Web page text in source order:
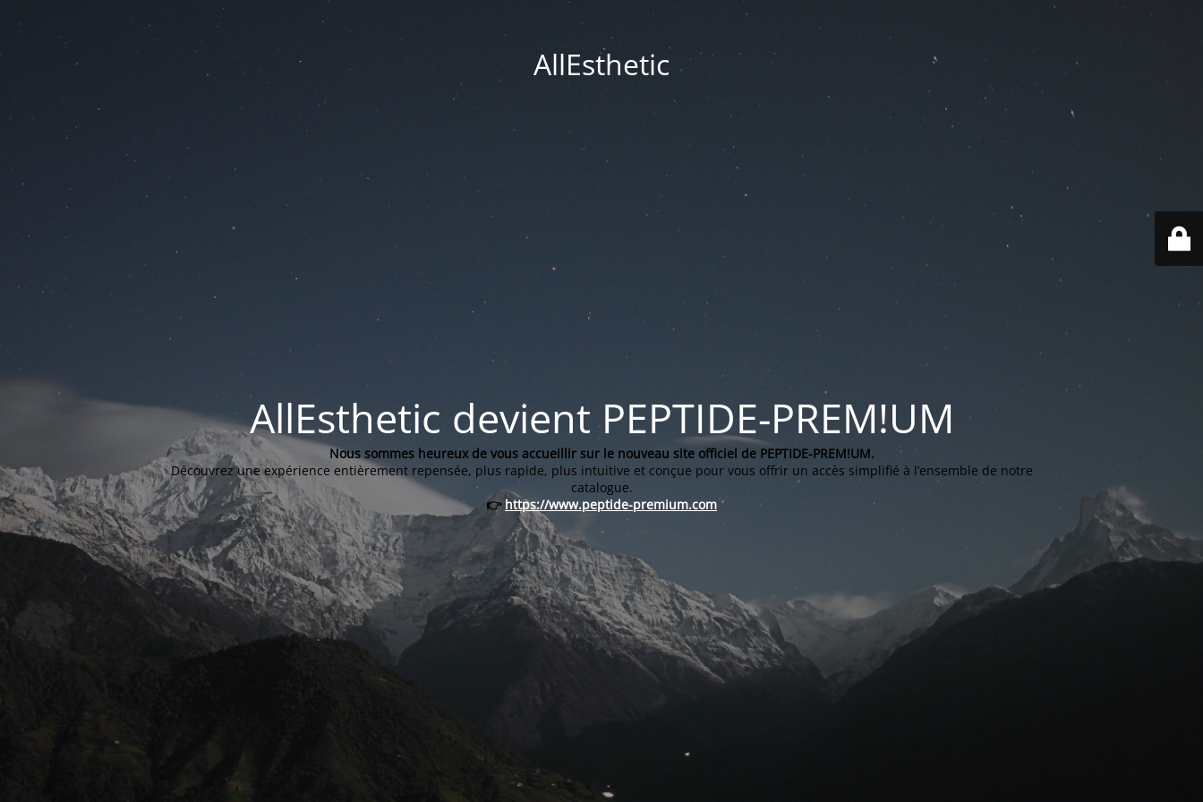
AllEsthetic
AllEsthetic devient PEPTIDE-PREM!UM
Nous sommes heureux de vous accueillir sur le nouveau site officiel de PEPTIDE-PREM!UM.
Découvrez une expérience entièrement repensée, plus rapide, plus intuitive et conçue pour vous offrir un accès simplifié à l’ensemble de notre
catalogue.
👉 https://www.peptide-premium.com